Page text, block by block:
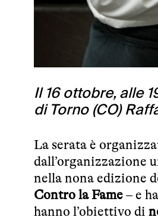
Il 16 ottobre, alle
di Torno (CO)
La serata è
dall’organizzazione
nella nona edizione
Contro la Fame – e
hanno l’obiettivo di